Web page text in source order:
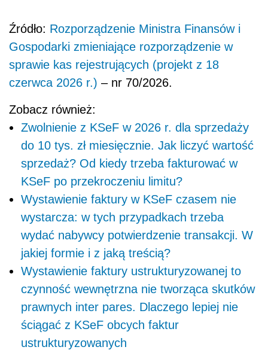
Źródło: Rozporządzenie Ministra Finansów i
Gospodarki zmieniające rozporządzenie w
sprawie kas rejestrujących (projekt z 18
czerwca 2026 r.) – nr 70/2026.
Zobacz również:
Zwolnienie z KSeF w 2026 r. dla sprzedaży
do 10 tys. zł miesięcznie. Jak liczyć wartość
sprzedaż? Od kiedy trzeba fakturować w
KSeF po przekroczeniu limitu?
Wystawienie faktury w KSeF czasem nie
wystarcza: w tych przypadkach trzeba
wydać nabywcy potwierdzenie transakcji. W
jakiej formie i z jaką treścią?
Wystawienie faktury ustrukturyzowanej to
czynność wewnętrzna nie tworząca skutków
prawnych inter pares. Dlaczego lepiej nie
ściągać z KSeF obcych faktur
ustrukturyzowanych